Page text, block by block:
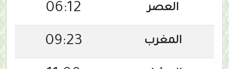
العصر 06:12
المغرب 09:23